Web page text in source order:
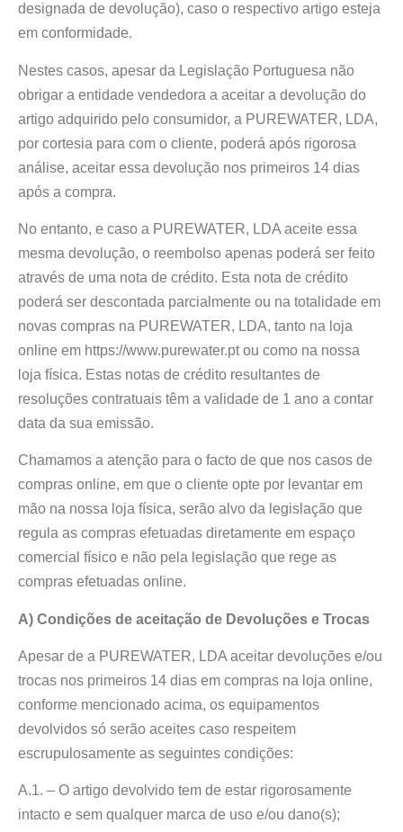
designada de devolução), caso o respectivo artigo esteja
em conformidade.
Nestes casos, apesar da Legislação Portuguesa não
obrigar a entidade vendedora a aceitar a devolução do
artigo adquirido pelo consumidor, a PUREWATER, LDA,
por cortesia para com o cliente, poderá após rigorosa
análise, aceitar essa devolução nos primeiros 14 dias
após a compra.
No entanto, e caso a PUREWATER, LDA aceite essa
mesma devolução, o reembolso apenas poderá ser feito
através de uma nota de crédito. Esta nota de crédito
poderá ser descontada parcialmente ou na totalidade em
novas compras na PUREWATER, LDA, tanto na loja
online em https://www.purewater.pt ou como na nossa
loja física. Estas notas de crédito resultantes de
resoluções contratuais têm a validade de 1 ano a contar
data da sua emissão.
Chamamos a atenção para o facto de que nos casos de
compras online, em que o cliente opte por levantar em
mão na nossa loja física, serão alvo da legislação que
regula as compras efetuadas diretamente em espaço
comercial físico e não pela legislação que rege as
compras efetuadas online.
A) Condições de aceitação de Devoluções e Trocas
Apesar de a PUREWATER, LDA aceitar devoluções e/ou
trocas nos primeiros 14 dias em compras na loja online,
conforme mencionado acima, os equipamentos
devolvidos só serão aceites caso respeitem
escrupulosamente as seguintes condições:
A.1. – O artigo devolvido tem de estar rigorosamente
intacto e sem qualquer marca de uso e/ou dano(s);